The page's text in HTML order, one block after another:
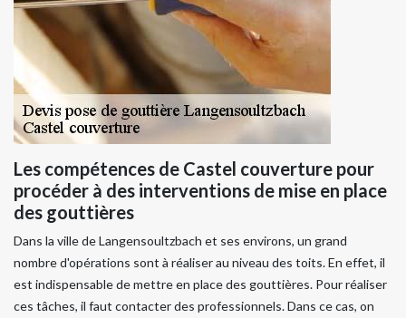
Les compétences de Castel couverture pour
procéder à des interventions de mise en place
des gouttières
Dans la ville de Langensoultzbach et ses environs, un grand
nombre d'opérations sont à réaliser au niveau des toits. En effet, il
est indispensable de mettre en place des gouttières. Pour réaliser
ces tâches, il faut contacter des professionnels. Dans ce cas, on